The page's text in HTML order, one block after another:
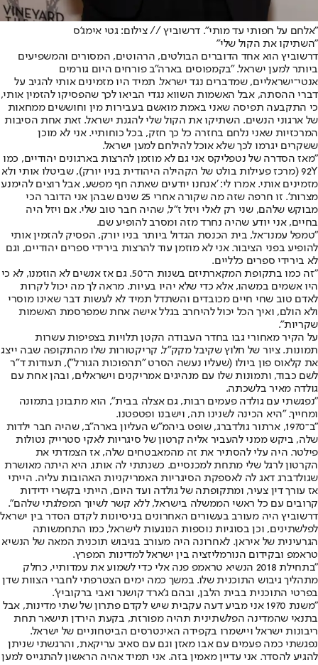
"אלחם על חפותי עד מותי". דרשוביץ // צילום: גטי אימג'ס
"השתיקו את הקול שלי"
דרשוביץ הוא אחד הדוברים הבולטים, הרהוטים, המסורים והמשפיעים
ביותר למען ישראל. "בקמפוסים בארה"ב פורחים היום גורמים
אנטי־ישראליים, שמדברים נגד ישראל. תמיד היו מזמינים אותי להגיב על
דברי ההסתה, אבל האשמות השווא נגדי הביאו לכך שהפסיקו להזמין אותי,
כי התקבעה תפיסה שאני באמת מואשם בעבירות מין וחוששים ממחאות
של ארגוני הנשים. השתיקו את הקול שלי להגנת ישראל. זאת אחת הסיבות
המרכזיות שאני נלחם בחזרה כל כך חזק, בכל כוחותיי. אני לא מוכן
ששקרים יגרמו לכך שלא אוכל להילחם למען ישראל.
"מאז הסדרה של נטפליקס אני גם לא מוזמן להרצות בארגונים יהודיים, כמו
92Y (מרכז פעילות בולט של הקהילה היהודית בניו יורק), שביטלו אותי ולא
מזמינים אותי. אמרו לי: 'אנחנו יודעים שאתה חף מפשע, אבל רוצים להימנע
מצרות'. זו חרפה שזה מה שקורה אחרי 25 שנים שבהן אני הדובר הכי
מבוקש שלהם, שני רק לאלי ויזל ז"ל, שהיה חבר טוב שלי. אם ויזל היה
בחיים, אני יודע שהיה נחרד מזה ומסרב להופיע שם.
"טמפל עמנו־אל, בית הכנסת הגדול ביותר בניו יורק, הפסיק להזמין אותי
להופיע בפני הציבור. אני לא מוזמן עוד להרצות בירידי ספרים יהודיים, וגם
לא בירידי ספרים כלליים.
"זה כמו בתקופת המקארתיזם בשנות ה־50. גם אז אנשים לא הוזמנו, לא כי
היו אשמים במשהו, אלא כדי שלא יהיו בעיות. מראה לך מה יכול לקרות
לאדם טוב שחי חיים מכובדים והשתדל תמיד לא לעשות דבר שאינו מוסרי
ולא הולם, ואיך הכל יכול להיחרב בגלל אישה אחת שמפרסמת האשמות
שקריות".
על הקיר מאחורי גבו בחדר העבודה הקטן תלויות בצפיפות עשרות
תמונות. ציור של חלוץ שקיבל מקק"ל, קריקטורות שלו מהתקופה שבה ייצג
את קלאוס פון ביולו (שעליו נעשה הסרט "תהפוכות הגורל"), תעודות ד"ר
לשם כבוד, ותמונות שלו עם מנהיגים אמריקנים וישראלים, ובהן אחת עם
גולדה מאיר בלשכתה.
"נפגשתי עם גולדה פעמים רבות, גם אצלה בבית", הוא מתבונן בתמונה
ומחייך. "היא הכינה לשנינו תה, וישבנו ופטפטנו.
"ב־1970, ארתור גולדברג, שופט ביהמ"ש העליון בארה"ב, שהיה חבר ילדות
שלה, ביקש ממני להעביר אליה קרטון של סיגריות לאקי סטרייק נטולות
פילטר. היה עלי להסתיר את זה מהמאבטחים שלה, אז הצמדתי את
הקרטון לרגל שלי מתחת למכנסיים. כשנתתי לה אותו, היא היתה מאושרת
שגולדברג דאג לה לאספקת הסיגריות האמריקניות האהובות עליה. הייתי
אז עורך דין צעיר, ומתקופתה של גולדה ועד היום, הייתי בקשרי ידידות
קרובים עם כל ראשי הממשלה בישראל, ללא קשר לשיוך המפלגתי שלהם".
דרשוביץ היה מעורב בעשורים האחרונים בניסיונות לקדם הסדר בין ישראל
לפלשתינים, וכן בסוגיות נוספות הנוגעות לישראל, כמו התחמשותה
הגרעינית של איראן. לאחרונה היה מעורב בגיבוש תוכנית המאה של הנשיא
טראמפ ובקידום הנורמליזציה בין ישראל למדינות המפרץ.
"בתחילת 2018 הנשיא טראמפ פנה אלי כדי לשמוע את עמדותיי, כחלק
מתהליך גיבוש התוכנית שלו. במשך כמה ימים הצטרפתי לחברי הצוות שדן
בפרטי התוכנית בבית הלבן, ובהם ג'ארד קושנר ואבי ברקוביץ'.
"משנת 1970 אני מביע דעה עקבית שיש לקדם פתרון של שתי מדינות, אבל
בתנאי שהמדינה הפלשתינית תהיה מפורזת, בקעת הירדן תישאר תחת
ריבונות ישראל ויישמרו בקפידה האינטרסים הביטחוניים של ישראל.
נפגשתי כמה פעמים עם אבו מאזן וגם עם סאיב עריקאת, והרגשתי שניתן
להגיע להסדר. אני עדיין מאמין בזה. אני תמיד אהיה הראשון להתגייס למען